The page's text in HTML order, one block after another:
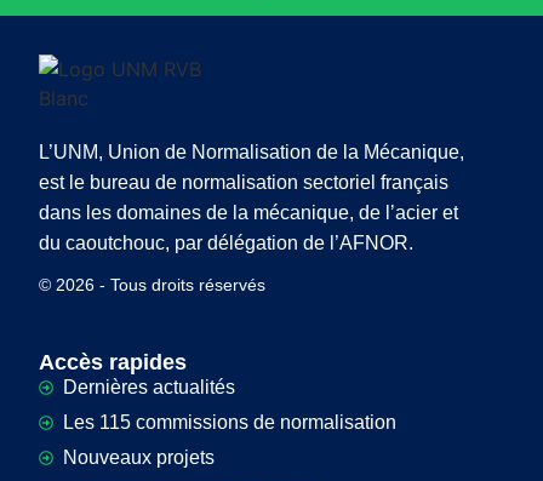
L’UNM, Union de Normalisation de la Mécanique,
est le bureau de normalisation sectoriel français
dans les domaines de la mécanique, de l’acier et
du caoutchouc, par délégation de l’AFNOR.
© 2026 - Tous droits réservés
Accès rapides
Dernières actualités
Les 115 commissions de normalisation
Nouveaux projets